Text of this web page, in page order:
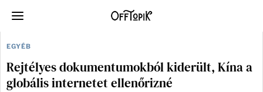
EGYÉB
Rejtélyes dokumentumokból kiderült, Kína a
globális internetet ellenőrizné